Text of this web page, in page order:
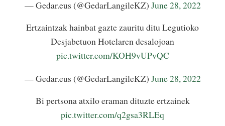
— Gedar.eus (@GedarLangileKZ) June 28, 2022
Ertzaintzak hainbat gazte zauritu ditu Legutioko
Desjabetuon Hotelaren desalojoan
pic.twitter.com/KOH9vUPvQC
— Gedar.eus (@GedarLangileKZ) June 28, 2022
Bi pertsona atxilo eraman dituzte ertzainek
pic.twitter.com/q2gsa3RLEq